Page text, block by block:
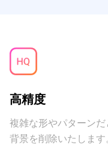
高精度
複雑な形やパターン
背景を削除いたします